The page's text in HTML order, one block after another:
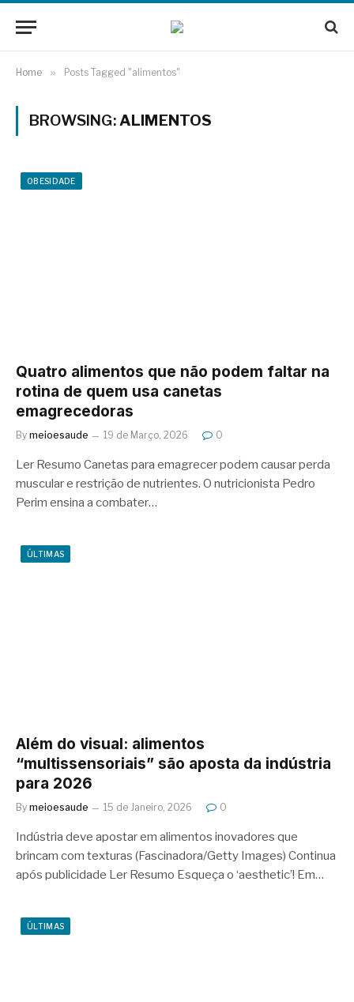
Home » Posts Tagged "alimentos"
BROWSING:ALIMENTOS
OBESIDADE
Quatro alimentos que não podem faltar na
rotina de quem usa canetas
emagrecedoras
By meioesaude 19 de Março, 2026 0
Ler Resumo Canetas para emagrecer podem causar perda
muscular e restrição de nutrientes. O nutricionista Pedro
Perim ensina a combater…
ÚLTIMAS
Além do visual: alimentos
“multissensoriais” são aposta da indústria
para 2026
By meioesaude 15 de Janeiro, 2026 0
Indústria deve apostar em alimentos inovadores que
brincam com texturas (Fascinadora/Getty Images) Continua
após publicidade Ler Resumo Esqueça o ‘aesthetic’! Em…
ÚLTIMAS